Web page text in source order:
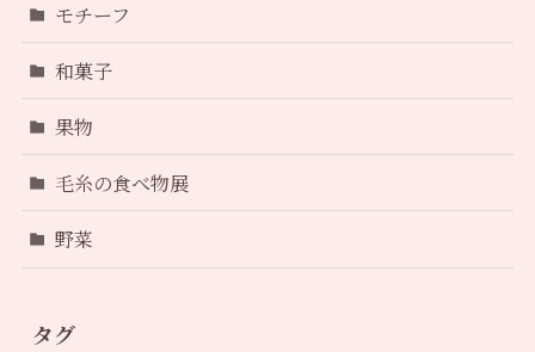
モチーフ
和菓子
果物
毛糸の食べ物展
野菜
タグ